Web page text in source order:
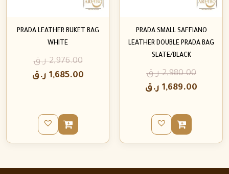
PRADA SMALL SAFFIANO
LEATHER DOUBLE PRADA BAG
SLATE/BLACK
2,980.00 ر.ق
1,689.00 ر.ق
PRADA LEATHER BUKET BAG
WHITE
2,976.00 ر.ق
1,685.00 ر.ق